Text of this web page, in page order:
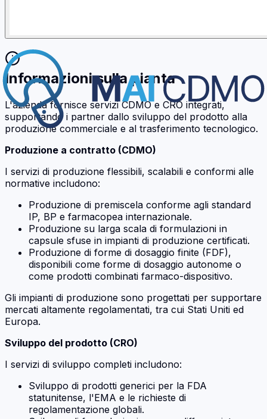
Informazioni sulla pianta
L'azienda fornisce servizi CDMO e CRO integrati,
supportando i partner dallo sviluppo del prodotto alla
produzione commerciale e al trasferimento tecnologico.
Produzione a contratto (CDMO)
I servizi di produzione flessibili, scalabili e conformi alle
normative includono:
Produzione di premiscela conforme agli standard
IP, BP e farmacopea internazionale.
Produzione su larga scala di formulazioni in
capsule sfuse in impianti di produzione certificati.
Produzione di forme di dosaggio finite (FDF),
disponibili come forme di dosaggio autonome o
come prodotti combinati farmaco-dispositivo.
Gli impianti di produzione sono progettati per supportare
mercati altamente regolamentati, tra cui Stati Uniti ed
Europa.
Sviluppo del prodotto (CRO)
I servizi di sviluppo completi includono:
Sviluppo di prodotti generici per la FDA
statunitense, l'EMA e le richieste di
regolamentazione globali.